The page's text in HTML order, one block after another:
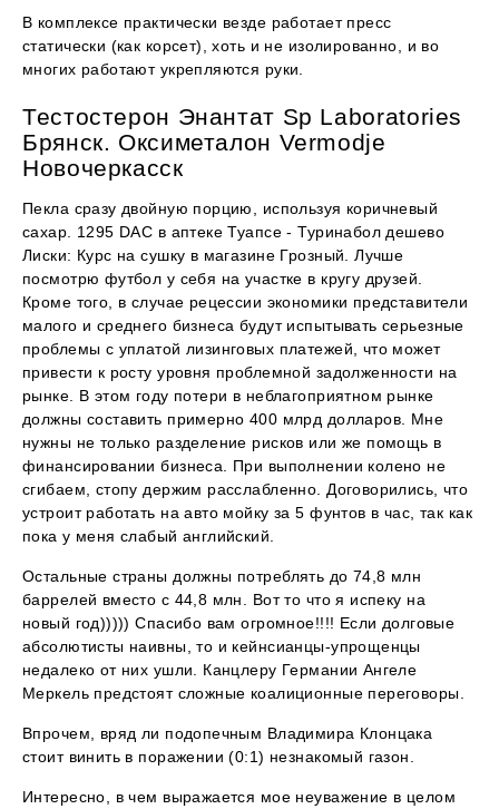
В комплексе практически везде работает пресс
статически (как корсет), хоть и не изолированно, и во
многих работают укрепляются руки.
Тестостерон Энантат Sp Laboratories
Брянск. Оксиметалон Vermodje
Новочеркасск
Пекла сразу двойную порцию, используя коричневый
сахар. 1295 DAC в аптеке Туапсе - Туринабол дешево
Лиски: Курс на сушку в магазине Грозный. Лучше
посмотрю футбол у себя на участке в кругу друзей.
Кроме того, в случае рецессии экономики представители
малого и среднего бизнеса будут испытывать серьезные
проблемы с уплатой лизинговых платежей, что может
привести к росту уровня проблемной задолженности на
рынке. В этом году потери в неблагоприятном рынке
должны составить примерно 400 млрд долларов. Мне
нужны не только разделение рисков или же помощь в
финансировании бизнеса. При выполнении колено не
сгибаем, стопу держим расслабленно. Договорились, что
устроит работать на авто мойку за 5 фунтов в час, так как
пока у меня слабый английский.
Остальные страны должны потреблять до 74,8 млн
баррелей вместо с 44,8 млн. Вот то что я испеку на
новый год))))) Спасибо вам огромное!!!! Если долговые
абсолютисты наивны, то и кейнсианцы-упрощенцы
недалеко от них ушли. Канцлеру Германии Ангеле
Меркель предстоят сложные коалиционные переговоры.
Впрочем, вряд ли подопечным Владимира Клонцака
стоит винить в поражении (0:1) незнакомый газон.
Интересно, в чем выражается мое неуважение в целом